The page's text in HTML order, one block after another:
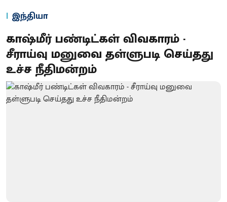
இந்தியா
காஷ்மீர் பண்டிட்கள் விவகாரம் -
சீராய்வு மனுவை தள்ளுபடி செய்தது
உச்ச நீதிமன்றம்